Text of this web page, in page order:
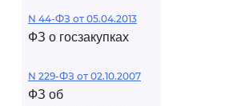
N 44-ФЗ от 05.04.2013
ФЗ о госзакупках
N 229-ФЗ от 02.10.2007
ФЗ об